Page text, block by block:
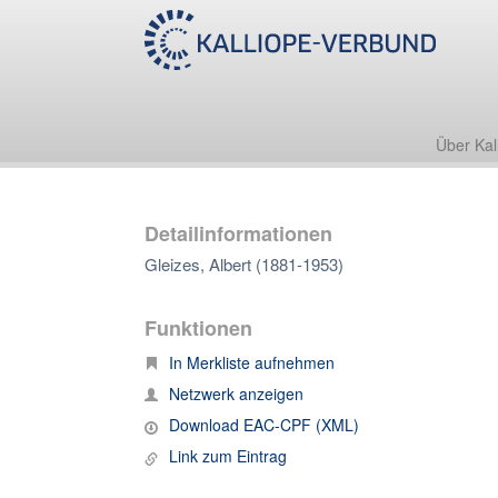
Über
Detailinformationen
Gleizes, Albert (1881-1953)
Funktionen
In Merkliste aufnehmen
Netzwerk anzeigen
Download EAC-CPF (XML)
Link zum Eintrag